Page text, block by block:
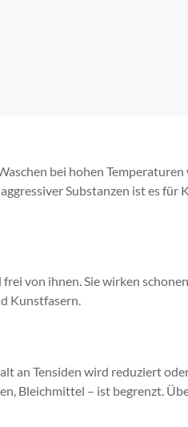
bei hohen
Substanzen ist es für
von ihnen. Sie wirken
Kunstfasern.
an Tensiden wird reduziert
Bleichmittel – ist begrenzt.